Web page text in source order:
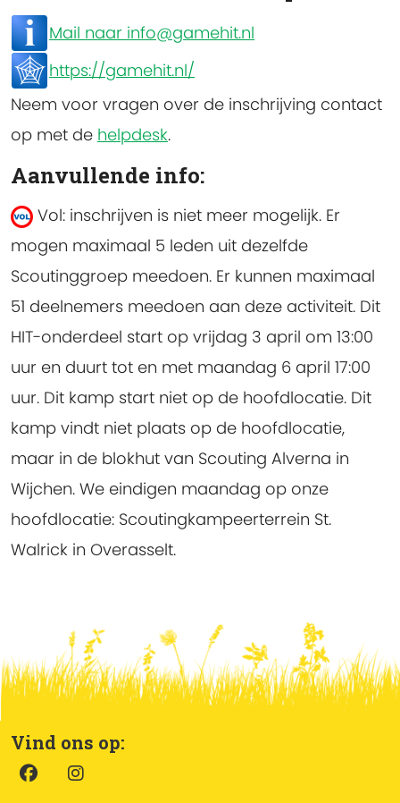
Mail naar info@gamehit.nl
https://gamehit.nl/
Neem voor vragen over de inschrijving contact
op met de helpdesk.
Aanvullende info:
Vol: inschrijven is niet meer mogelijk. Er
mogen maximaal 5 leden uit dezelfde
Scoutinggroep meedoen. Er kunnen maximaal
51 deelnemers meedoen aan deze activiteit. Dit
HIT-onderdeel start op vrijdag 3 april om 13:00
uur en duurt tot en met maandag 6 april 17:00
uur. Dit kamp start niet op de hoofdlocatie. Dit
kamp vindt niet plaats op de hoofdlocatie,
maar in de blokhut van Scouting Alverna in
Wijchen. We eindigen maandag op onze
hoofdlocatie: Scoutingkampeerterrein St.
Walrick in Overasselt.
Vind ons op: